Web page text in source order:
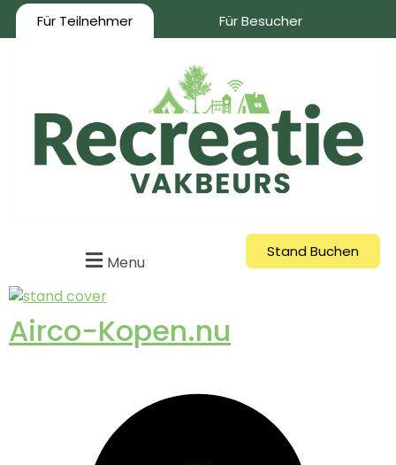
Für Teilnehmer Für Besucher
Menu
Stand Buchen
Airco-Kopen.nu